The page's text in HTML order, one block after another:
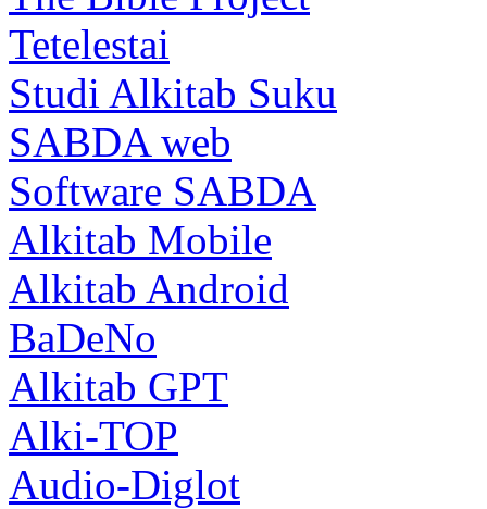
Tetelestai
Studi Alkitab Suku
SABDA web
Software SABDA
Alkitab Mobile
Alkitab Android
BaDeNo
Alkitab GPT
Alki-TOP
Audio-Diglot